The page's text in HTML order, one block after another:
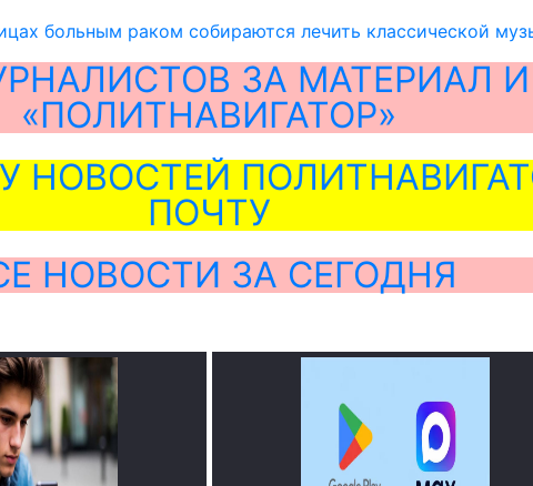
больным раком собираются лечить классической
ЗА МАТЕРИАЛ
«ПОЛИТНАВИГАТОР»
НОВОСТЕЙ
ПОЧТУ
НОВОСТИ ЗА СЕГОДНЯ